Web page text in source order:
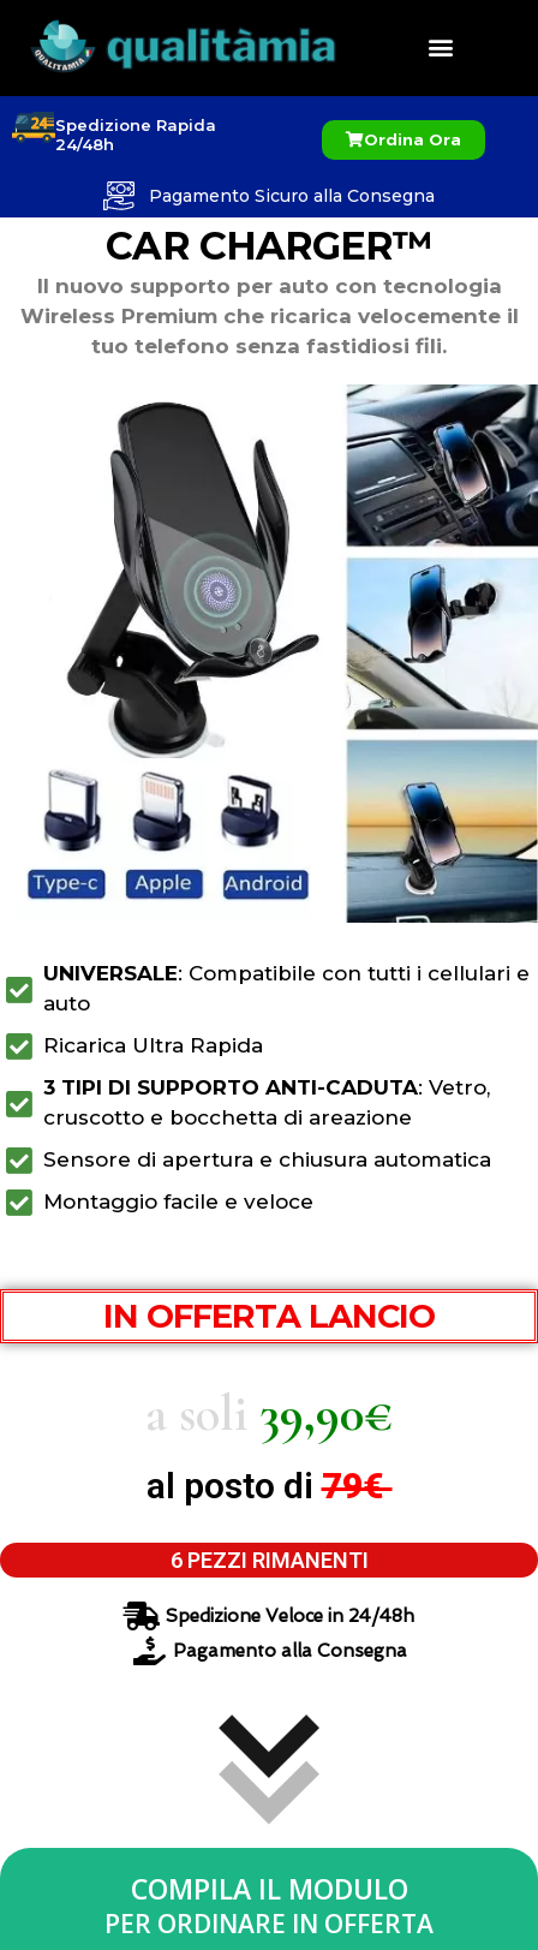
Spedizione Rapida
24/48h
Ordina Ora
Pagamento Sicuro alla Consegna
CAR CHARGER™
Il nuovo supporto per auto con tecnologia
Wireless Premium che ricarica velocemente il
tuo telefono senza fastidiosi fili.
UNIVERSALE: Compatibile con tutti i cellulari e
auto
Ricarica Ultra Rapida
3 TIPI DI SUPPORTO ANTI-CADUTA: Vetro,
cruscotto e bocchetta di areazione
Sensore di apertura e chiusura automatica
Montaggio facile e veloce
IN OFFERTA LANCIO
a soli 39,90€
al posto di79€
6 PEZZI RIMANENTI
Spedizione Veloce in 24/48h
Pagamento alla Consegna
COMPILA IL MODULO
PER ORDINARE IN OFFERTA